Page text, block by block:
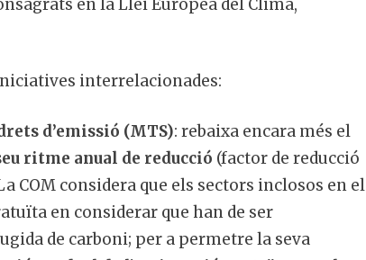
en la Llei Europea del Clima,
interrelacionades:
d’emissió (MTS): rebaixa encara més el
ritme anual de reducció (factor de reducció
COM considera que els sectors inclosos en el
en considerar que han de ser
de carboni; per a permetre la seva